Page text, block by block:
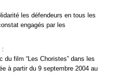
les défendeurs en tous les
engagés par les
:
film “Les Choristes” dans les
à partir du 9 septembre 2004 au